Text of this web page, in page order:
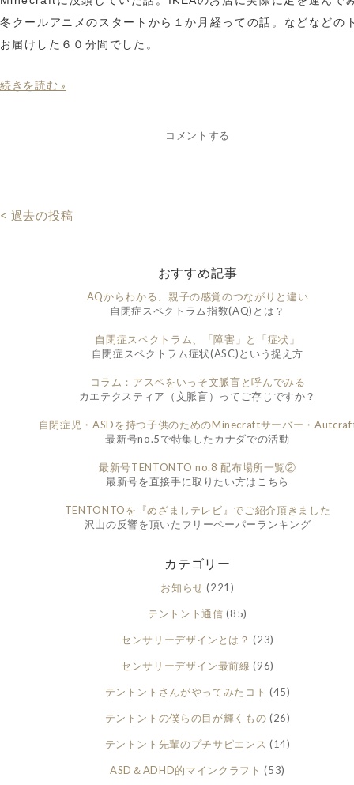
冬クールアニメのスタートから１か月経っての話。などなどの
お届けした６０分間でした。
続きを読む »
コメントする
< 過去の投稿
おすすめ記事
AQからわかる、親子の感覚のつながりと違い
自閉症スペクトラム指数(AQ)とは？
自閉症スペクトラム、「障害」と「症状」
自閉症スペクトラム症状(ASC)という捉え方
コラム：アスペをいっそ文脈盲と呼んでみる
カエテクスティア（文脈盲）ってご存じですか？
自閉症児・ASDを持つ子供のためのMinecraftサーバー・
最新号no.5で特集したカナダでの活動
最新号TENTONTO no.8 配布場所一覧②
最新号を直接手に取りたい方はこちら
TENTONTOを『めざましテレビ』でご紹介頂きました
沢山の反響を頂いたフリーペーパーランキング
カテゴリー
お知らせ (221)
テントント通信 (85)
センサリーデザインとは？ (23)
センサリーデザイン最前線 (96)
テントントさんがやってみたコト (45)
テントントの僕らの目が輝くもの (26)
テントント先輩のプチサピエンス (14)
ASD＆ADHD的マインクラフト (53)